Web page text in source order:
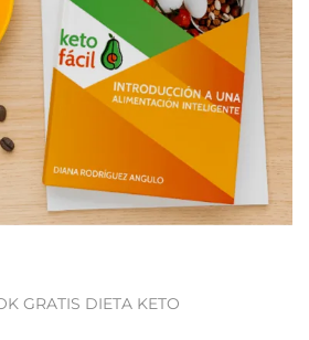
GRATIS DIETA KETO